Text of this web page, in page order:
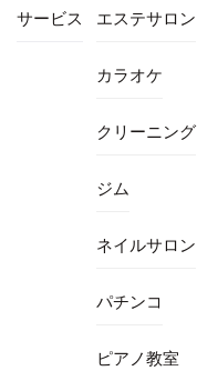
サービス エステサロン
カラオケ
クリーニング
ジム
ネイルサロン
パチンコ
ピアノ教室